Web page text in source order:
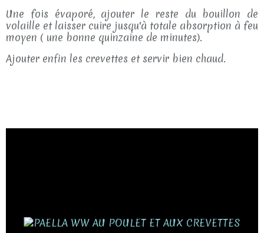
Une fois évaporé, ajouter le reste du bouillon de
volaille et laisser cuire jusqu'à totale absorption à feu
moyen ( une bonne quinzaine de minutes).
Ajouter enfin les crevettes et servir bien chaud.